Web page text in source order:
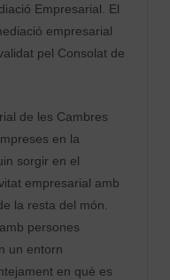
Empresarial. El
empresarial
pel Consolat de
de les Cambres
en la
sorgir en el
empresarial amb
la resta del món.
persones
un entorn
en què es